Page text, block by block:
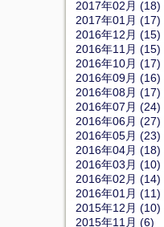
2017年02月 (18)
2017年01月 (17)
2016年12月 (15)
2016年11月 (15)
2016年10月 (17)
2016年09月 (16)
2016年08月 (17)
2016年07月 (24)
2016年06月 (27)
2016年05月 (23)
2016年04月 (18)
2016年03月 (10)
2016年02月 (14)
2016年01月 (11)
2015年12月 (10)
2015年11月 (6)